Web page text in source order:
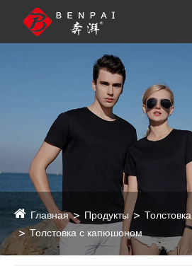
Главная Продукты
Толстовка
Толстовка с капюшоном